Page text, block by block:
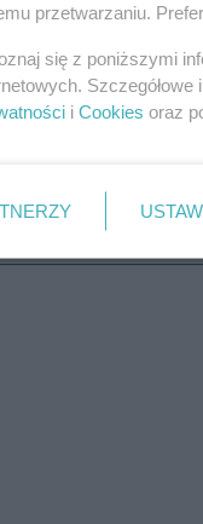
Obserwuj nas
przetwarzaniu.
się z poniższymi
i Cookies oraz